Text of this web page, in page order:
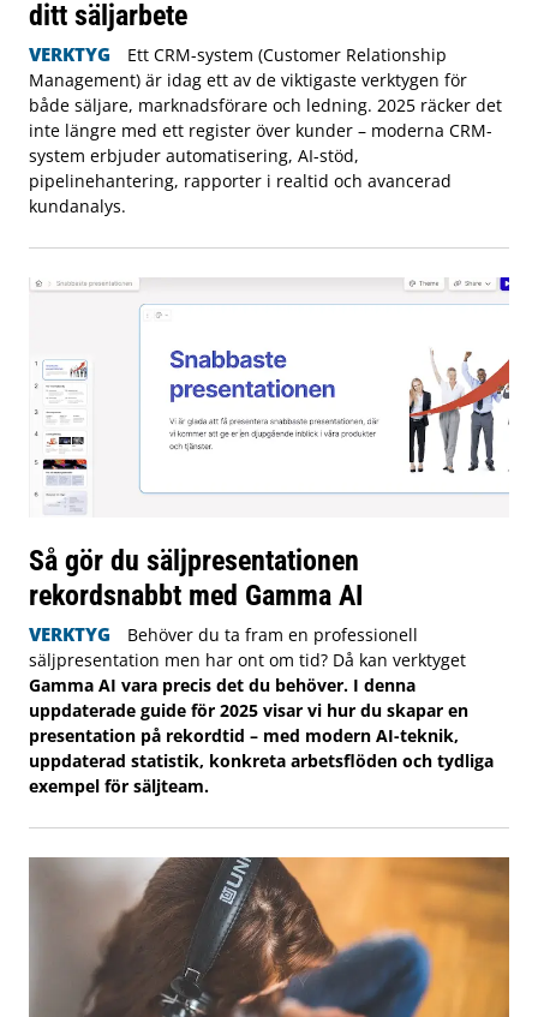
ditt säljarbete
VERKTYG
Ett CRM-system (Customer Relationship
Management) är idag ett av de viktigaste verktygen för
både säljare, marknadsförare och ledning. 2025 räcker det
inte längre med ett register över kunder – moderna CRM-
system erbjuder automatisering, AI-stöd,
pipelinehantering, rapporter i realtid och avancerad
kundanalys.
Så gör du säljpresentationen
rekordsnabbt med Gamma AI
VERKTYG
Behöver du ta fram en professionell
säljpresentation men har ont om tid? Då kan verktyget
Gamma AI vara precis det du behöver. I denna
uppdaterade guide för 2025 visar vi hur du skapar en
presentation på rekordtid – med modern AI-teknik,
uppdaterad statistik, konkreta arbetsflöden och tydliga
exempel för säljteam.